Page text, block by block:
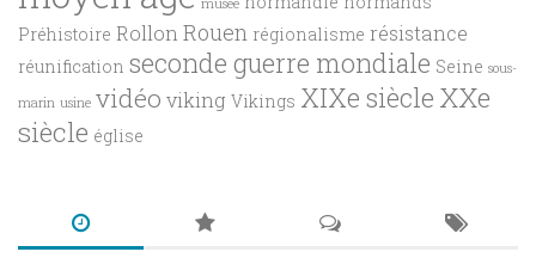
musée
Préhistoire RollonRouen régionalisme résistance
réunification seconde guerre mondiale Seine sous-
marin usine vidéo viking Vikings XIXe siècle XXe
siècle église